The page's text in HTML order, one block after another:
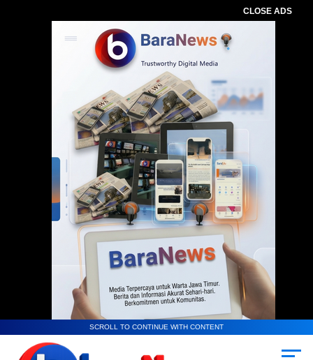
CLOSE ADS
SCROLL TO CONTINUE WITH CONTENT